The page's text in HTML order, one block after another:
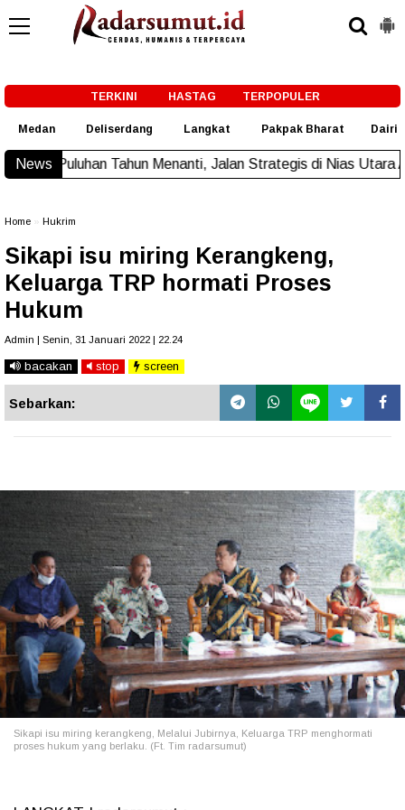
TERKINI HASTAG TERPOPULER
Medan Deliserdang Langkat Pakpak Bharat Dairi
NewsMenanti, Jalan Strategis di Nias Utara Akhirnya Diaspal
Home Hukrim
Sikapi isu miring Kerangkeng,
Keluarga TRP hormati Proses
Hukum
Admin | Senin, 31 Januari 2022 | 22.24
bacakan stop screen
Sebarkan:
Sikapi isu miring kerangkeng, Melalui Jubirnya, Keluarga TRP menghormati
proses hukum yang berlaku. (Ft. Tim radarsumut)